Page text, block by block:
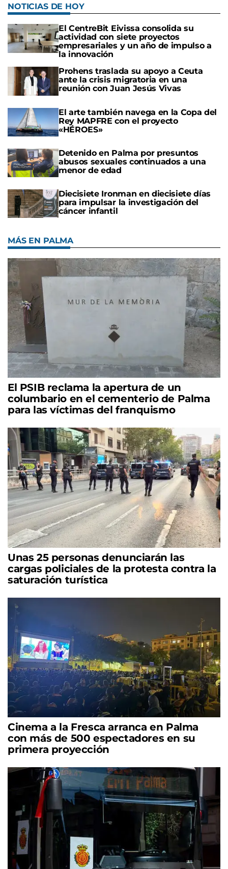
NOTICIAS DE HOY
El CentreBit Eivissa consolida su
actividad con siete proyectos
empresariales y un año de impulso a
la innovación
Prohens traslada su apoyo a Ceuta
ante la crisis migratoria en una
reunión con Juan Jesús Vivas
El arte también navega en la Copa del
Rey MAPFRE con el proyecto
«HÉROES»
Detenido en Palma por presuntos
abusos sexuales continuados a una
menor de edad
Diecisiete Ironman en diecisiete días
para impulsar la investigación del
cáncer infantil
MÁS EN PALMA
El PSIB reclama la apertura de un
columbario en el cementerio de Palma
para las víctimas del franquismo
Unas 25 personas denunciarán las
cargas policiales de la protesta contra la
saturación turística
Cinema a la Fresca arranca en Palma
con más de 500 espectadores en su
primera proyección